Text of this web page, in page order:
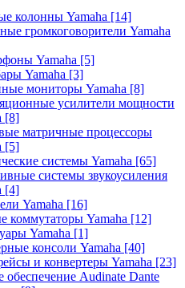
колонны Yamaha [14]
громкоговорители Yamaha
Yamaha [5]
Yamaha [3]
мониторы Yamaha [8]
усилители мощности
[8]
матричные процессоры
[5]
системы Yamaha [65]
системы звукоусиления
[4]
Yamaha [16]
коммутаторы Yamaha [12]
Yamaha [1]
консоли Yamaha [40]
и конвертеры Yamaha [23]
Audinate Dante